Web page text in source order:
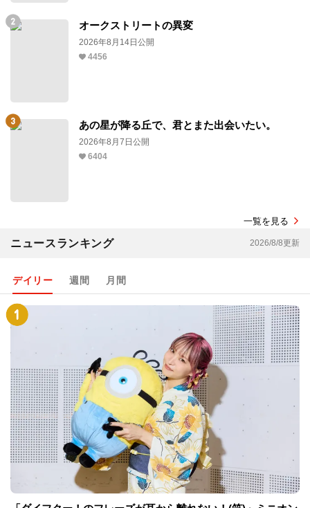
オークストリートの異変
2026年8月14日公開
4456
あの星が降る丘で、君とまた出会いたい。
2026年8月7日公開
6404
一覧を見る
ニュースランキング 2026/8/8更新
デイリー 週間 月間